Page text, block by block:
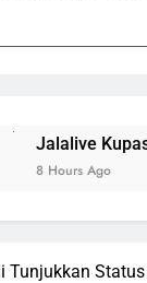
Kupas
Ago
Tunjukkan